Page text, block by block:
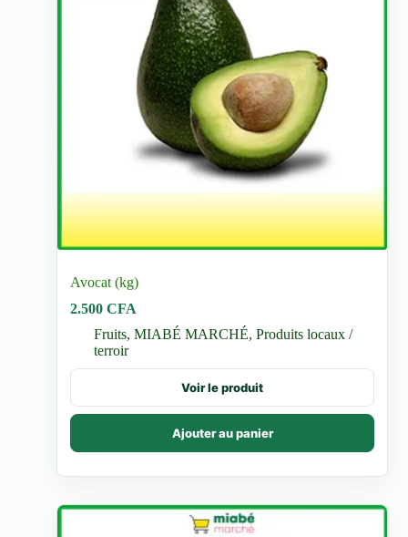
Avocat (kg)
2.500CFA
Fruits,MIABÉ MARCHÉ,Produits locaux /
terroir
Voir le produit
Ajouter au panier